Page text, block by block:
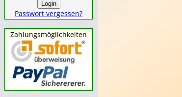
Passwort vergessen?
Zahlungsmöglichkeiten